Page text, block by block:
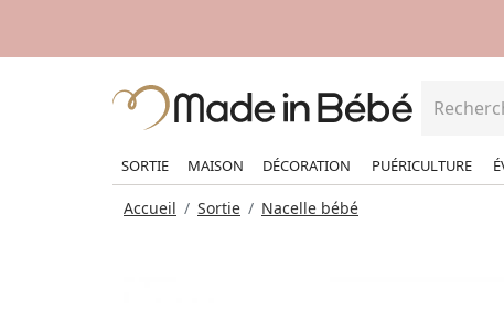
SORTIE MAISON DÉCORATION PUÉRICULTURE
Accueil Sortie Nacelle bébé